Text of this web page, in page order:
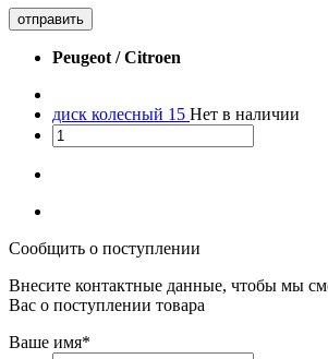
отправить
Peugeot / Citroen
диск колесный 15 Нет в наличии
Сообщить о поступлении
Внесите контактные данные, чтобы мы
Вас о поступлении товара
Ваше имя*